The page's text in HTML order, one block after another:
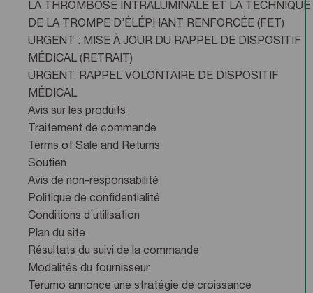
LA THROMBOSE INTRALUMINALE ET LA TECHNIQUE
DE LA TROMPE D’ÉLÉPHANT RENFORCÉE (FET)
URGENT : MISE À JOUR DU RAPPEL DE DISPOSITIF
MÉDICAL (RETRAIT)
URGENT: RAPPEL VOLONTAIRE DE DISPOSITIF
MÉDICAL
Avis sur les produits
Traitement de commande
Terms of Sale and Returns
Soutien
Avis de non-responsabilité
Politique de confidentialité
Conditions d’utilisation
Plan du site
Résultats du suivi de la commande
Modalités du fournisseur
Terumo annonce une stratégie de croissance